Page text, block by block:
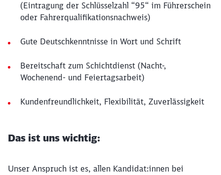
(Eintragung der Schlüsselzahl “95“ im Führerschein
oder Fahrerqualifikationsnachweis)
Gute Deutschkenntnisse in Wort und Schrift
Bereitschaft zum Schichtdienst (Nacht-,
Wochenend- und Feiertagsarbeit)
Kundenfreundlichkeit, Flexibilität, Zuverlässigkeit
Das ist uns wichtig:
Unser Anspruch ist es, allen Kandidat:innen bei